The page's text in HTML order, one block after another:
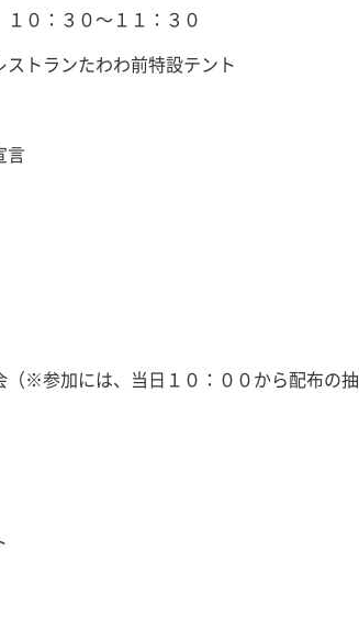
０：３０～１１：３０
トランたわわ前特設テント
言
（※参加には、当日１０：００から配布の